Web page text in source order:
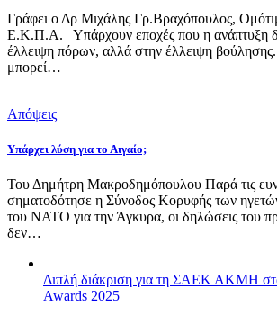
Γράφει ο Δρ Μιχάλης Γρ.Βραχόπουλος,
Ε.Κ.Π.Α. Υπάρχουν εποχές που η ανάπτυξη
έλλειψη πόρων, αλλά στην έλλειψη βούλησης.
μπορεί…
Απόψεις
Υπάρχει λύση για το Αιγαίο;
Του Δημήτρη Μακροδημόπουλου Παρά τις
σηματοδότησε η Σύνοδος Κορυφής των
του ΝΑΤΟ για την Άγκυρα, οι δηλώσεις του
δεν…
Διπλή διάκριση για τη ΣΑΕΚ ΑΚΜΗ
Awards 2025